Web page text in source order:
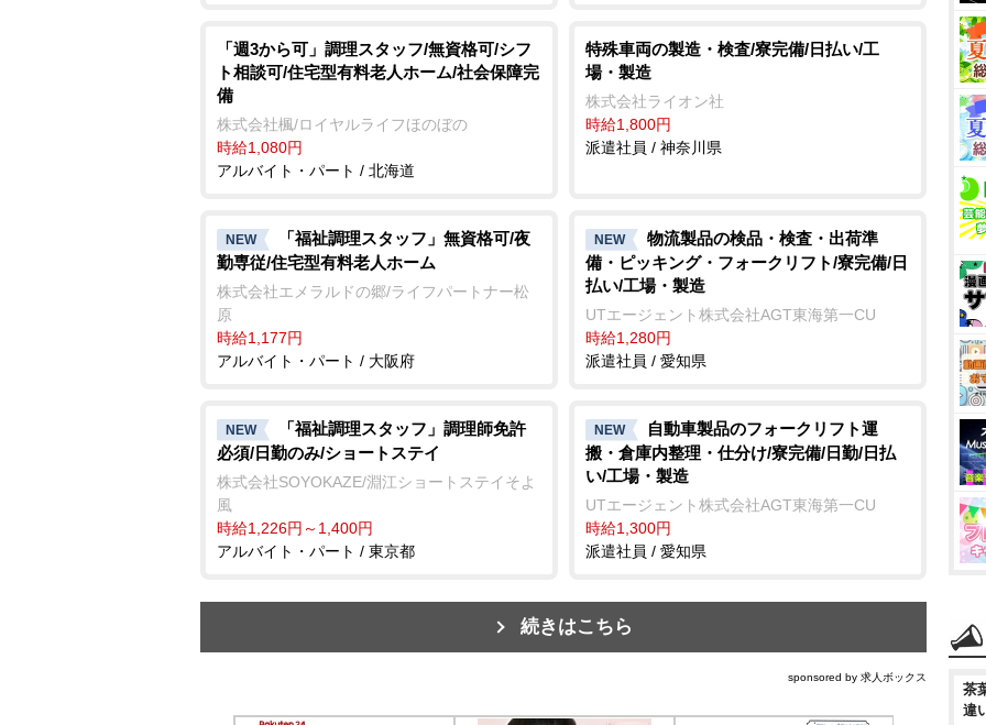
「週3から可」調理スタッフ/無資格可/シフ
ト相談可/住宅型有料老人ホーム/社会保障完
備
株式会社楓/ロイヤルライフほのぼの
時給1,080円
アルバイト・パート / 北海道
特殊車両の製造・検査/寮完備/日払い/工
場・製造
株式会社ライオン社
時給1,800円
派遣社員 / 神奈川県
NEW
「福祉調理スタッフ」無資格可/夜
勤専従/住宅型有料老人ホーム
株式会社エメラルドの郷/ライフパートナー松
原
時給1,177円
アルバイト・パート / 大阪府
NEW
物流製品の検品・検査・出荷準
備・ピッキング・フォークリフト/寮完備/日
払い/工場・製造
UTエージェント株式会社AGT東海第一CU
時給1,280円
派遣社員 / 愛知県
NEW
「福祉調理スタッフ」調理師免許
必須/日勤のみ/ショートステイ
株式会社SOYOKAZE/淵江ショートステイそよ
風
時給1,226円～1,400円
アルバイト・パート / 東京都
NEW
自動車製品のフォークリフト運
搬・倉庫内整理・仕分け/寮完備/日勤/日払
い/工場・製造
UTエージェント株式会社AGT東海第一CU
時給1,300円
派遣社員 / 愛知県
続きはこちら
sponsored by 求人ボックス
茶
違